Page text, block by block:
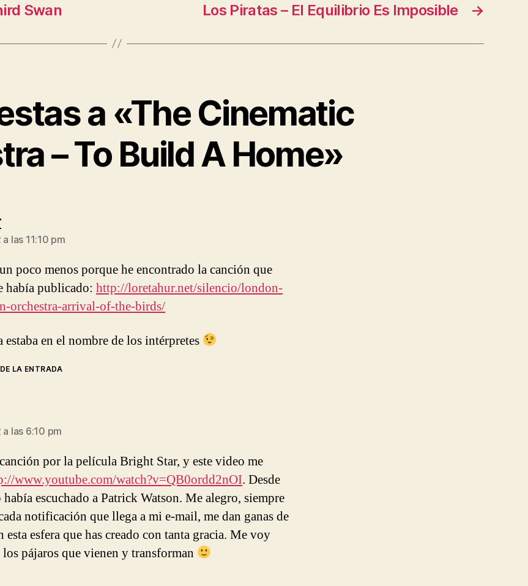
Swan →
Los Piratas – El Equilibrio Es Imposible
a «The Cinematic
– To Build A Home»
dice:
las 11:10 pm
poco menos porque he encontrado la canción que
había publicado: http://loretahur.net/silencio/london-
orchestra-arrival-of-the-birds/
en el nombre de los intérpretes
LA ENTRADA
las 6:10 pm
por la película Bright Star, y este video me
www.youtube.com/watch?v=QB0ordd2nOI. Desde
había escuchado a Patrick Watson. Me alegro, siempre
notificación que llega a mi e-mail, me dan ganas de
esta esfera que has creado con tanta gracia. Me voy
los pájaros que vienen y transforman